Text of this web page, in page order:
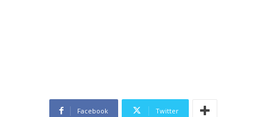
Facebook Twitter